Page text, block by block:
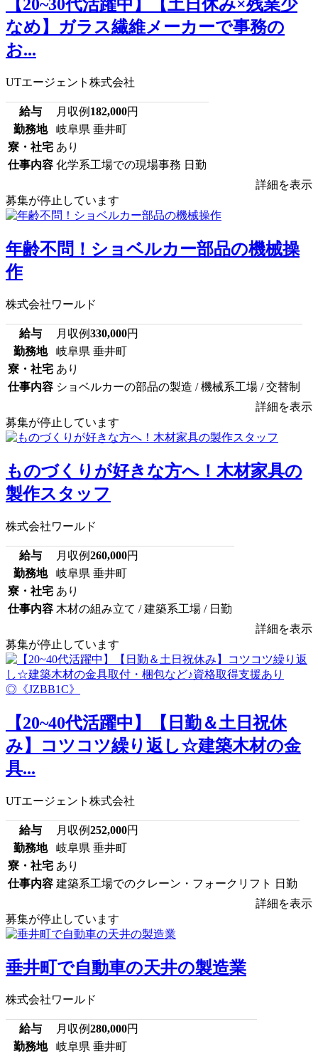
【20~30代活躍中】【土日休み×残業少
なめ】ガラス繊維メーカーで事務の
お...
UTエージェント株式会社
給与 月収例 182,000円
勤務地
岐阜県 垂井町
寮・社宅 あり
仕事内容 化学系工場での現場事務 日勤
詳細を表示
募集が停止しています
年齢不問！ショベルカー部品の機械操
作
株式会社ワールド
給与 月収例330,000円
勤務地
岐阜県 垂井町
寮・社宅 あり
仕事内容 ショベルカーの部品の製造 / 機械系工場 / 交替制
詳細を表示
募集が停止しています
ものづくりが好きな方へ！木材家具の
製作スタッフ
株式会社ワールド
給与 月収例260,000円
勤務地
岐阜県 垂井町
寮・社宅 あり
仕事内容 木材の組み立て / 建築系工場 / 日勤
詳細を表示
募集が停止しています
【20~40代活躍中】【日勤＆土日祝休
み】コツコツ繰り返し☆建築木材の金
具...
UTエージェント株式会社
給与 月収例252,000円
勤務地
岐阜県 垂井町
寮・社宅 あり
仕事内容 建築系工場でのクレーン・フォークリフト 日勤
詳細を表示
募集が停止しています
垂井町で自動車の天井の製造業
株式会社ワールド
給与 月収例280,000円
勤務地
岐阜県 垂井町